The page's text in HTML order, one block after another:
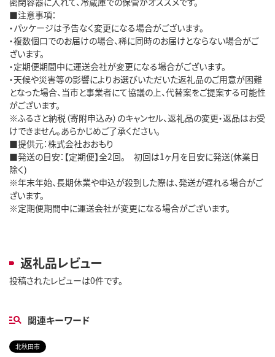
■注意事項：
・パッケージは予告なく変更になる場合がございます。
・複数個口でのお届けの場合、稀に同時のお届けとならない場合がご
ざいます。
・定期便期間中に運送会社が変更になる場合がございます。
・天候や災害等の影響によりお選びいただいた返礼品のご用意が困難
となった場合、当市と事業者にて協議の上、代替案をご提案する可能性
がございます。
※ふるさと納税（寄附申込み）のキャンセル、返礼品の変更・返品はお受
けできません。あらかじめご了承ください。
■提供元：株式会社おおもり
■発送の目安：【定期便】全2回。 初回は1ヶ月を目安に発送(休業日
除く)
※年末年始、長期休業や申込が殺到した際は、発送が遅れる場合がご
ざいます。
※定期便期間中に運送会社が変更になる場合がございます。
返礼品レビュー
投稿されたレビューは0件です。
関連キーワード
北秋田市